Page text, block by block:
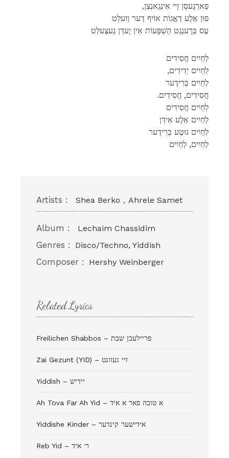
,פַארְגֶעסְן זַיי אִינְגַאנְצְן
פוּן אַלֶע דַאֲגוֹת אוֹיף דֶער וֶועלְט
עֶס בְּרֶענְגְט הַשְׁפָּעוֹת אִין יֶעדְן גֶעצֶעלְט
לְחַיִים חֲסִידִים
,לְחַיִים יְדִידִים
לְחַיִים בְּרִידֶער
.חֲסִידִים, חֲסִידִים
לְחַיִים חֲסִידִים
לְחַיִים אַלֶע אִידְן
לְחַיִים גוּטֶע בְּרִידֶער
לְחַיִים, לְחַיִים
Artists : Shea Berko , Ahrele Samet
Album : Lechaim Chassidim
Genres : Disco/Techno, Yiddish
Composer : Hershy Weinberger
Related Lyrics
Freilichen Shabbos – פריילעכן שבת
Zai Gezunt (YID) – זיי געזונט
Yiddish – יידיש
Ah Tova Far Ah Yid – א טובה פאר א איד
Yiddishe Kinder – אידישער קינדער
Reb Yid – ר׳ איד